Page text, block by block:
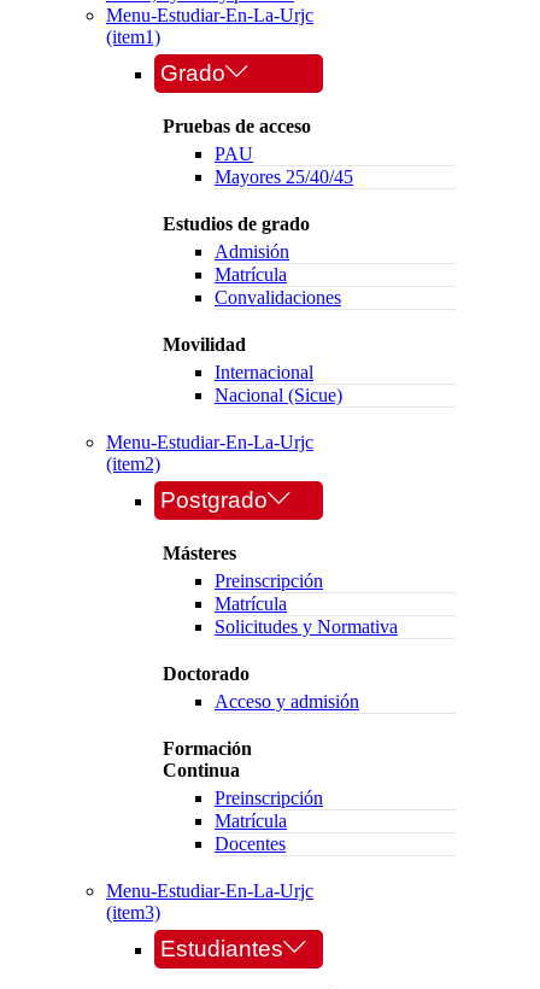
Menu-Estudiar-En-La-Urjc
(item1)
Grado
Pruebas de acceso
PAU
Mayores 25/40/45
Estudios de grado
Admisión
Matrícula
Convalidaciones
Movilidad
Internacional
Nacional (Sicue)
Menu-Estudiar-En-La-Urjc
(item2)
Postgrado
Másteres
Preinscripción
Matrícula
Solicitudes y Normativa
Doctorado
Acceso y admisión
Formación
Continua
Preinscripción
Matrícula
Docentes
Menu-Estudiar-En-La-Urjc
(item3)
Estudiantes